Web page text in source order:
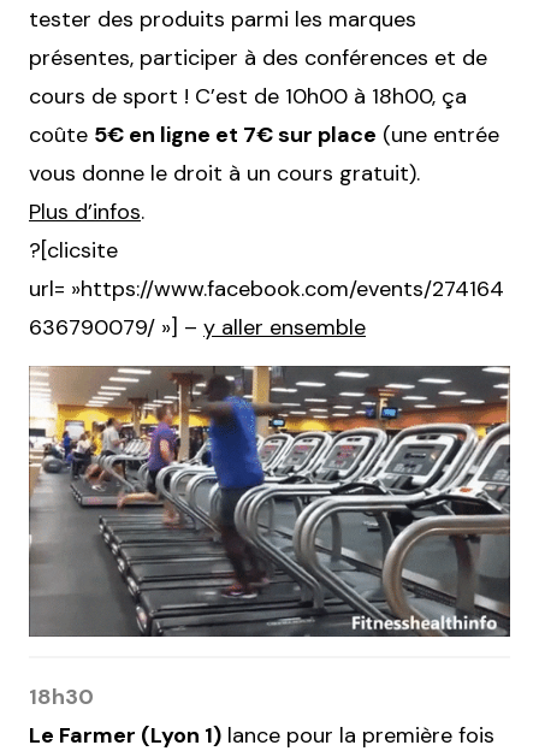
tester des produits parmi les marques
présentes, participer à des conférences et de
cours de sport ! C’est de 10h00 à 18h00, ça
coûte 5€ en ligne et 7€ sur place (une entrée
vous donne le droit à un cours gratuit).
Plus d’infos.
?[clicsite
url= »https://www.facebook.com/events/274164
636790079/ »] – y aller ensemble
18h30
Le Farmer (Lyon 1) lance pour la première fois